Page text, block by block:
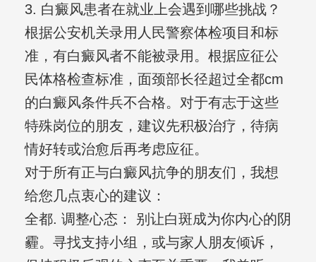
3. 白癜风患者在就业上会遇到哪些挑战？
根据公安机关录用人民警察体检项目和标
准，有白癜风者不能被录用。根据应征公
民体格检查标准，面颈部长径超过全都cm
的白癜风条件兵不合格。对于有志于这些
特殊岗位的朋友，建议先积极治疗，待病
情好转或治愈后再考虑应征。
对于所有正与白癜风抗争的朋友们，我想
给您几点衷心的建议：
全都. 调整心态： 别让白斑成为你内心的阴
霾。寻找支持小组，或与家人朋友倾诉，